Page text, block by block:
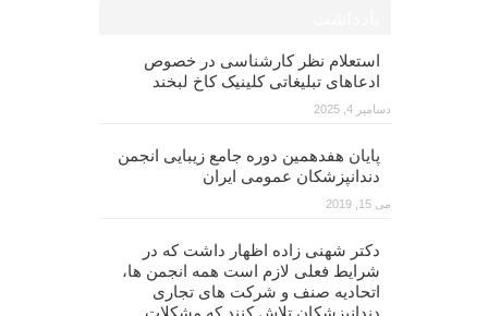
استعلام نظر کارشناسی در خصوص
ادعاهای تبلیغاتی کلینیک کاخ لبخند
دسامبر 4, 2025
پایان هفدهمین دوره جامع زیبایی انجمن
دندانپزشکان عمومی ایران
می 15, 2019
دکتر شهنی زاده اظهار داشت که در
شرایط فعلی لازم است همه انجمن ها،
اتحادیه صنف و شرکت های تجاری